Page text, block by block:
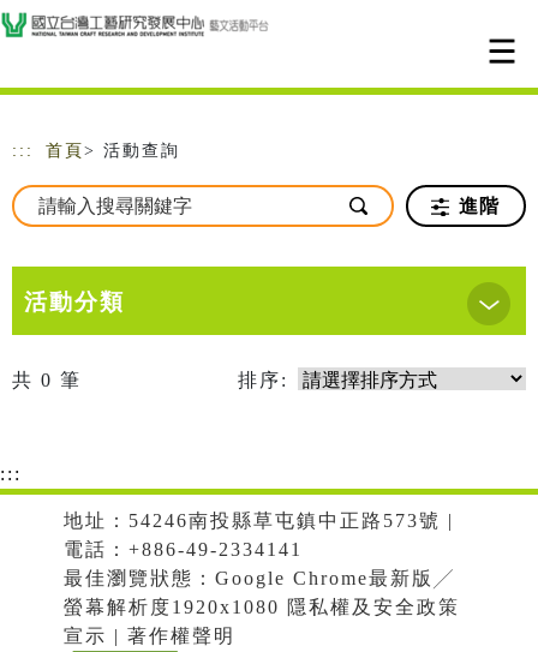
跳到主要內容
網站導覽
::: 首頁 > 活動查詢
進階
活動分類
共 0 筆 排序:
:::
地址：54246南投縣草屯鎮中正路573號 |
電話：+886-49-2334141
最佳瀏覽狀態：Google Chrome最新版╱
螢幕解析度1920x1080 隱私權及安全政策
宣示 | 著作權聲明